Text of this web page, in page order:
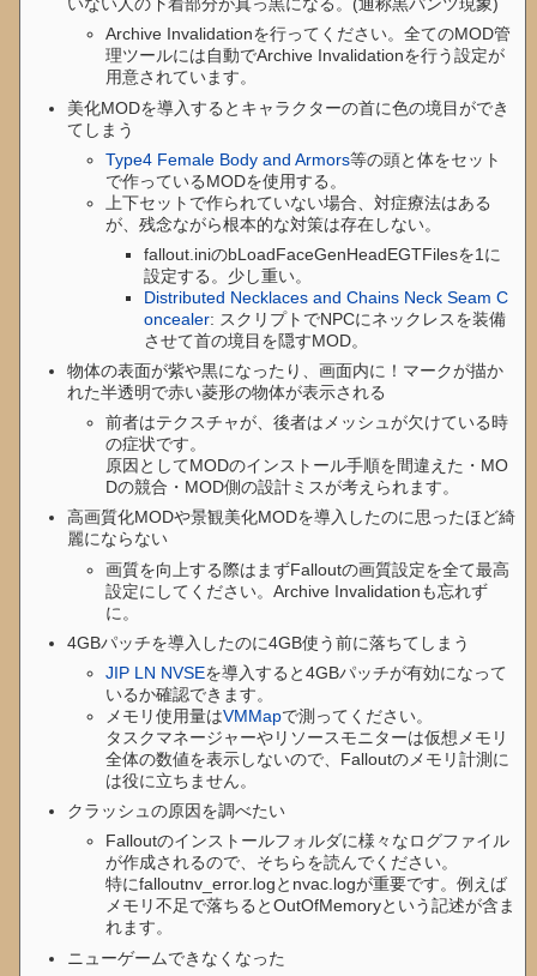
Archive Invalidationを行ってください。全てのMOD管
理ツールには自動でArchive Invalidationを行う設定が
用意されています。
美化MODを導入するとキャラクターの首に色の境目ができ
てしまう
Type4 Female Body and Armors等の頭と体をセット
で作っているMODを使用する。
上下セットで作られていない場合、対症療法はある
が、残念ながら根本的な対策は存在しない。
fallout.iniのbLoadFaceGenHeadEGTFilesを1に
設定する。少し重い。
Distributed Necklaces and Chains Neck Seam C
oncealer: スクリプトでNPCにネックレスを装備
させて首の境目を隠すMOD。
物体の表面が紫や黒になったり、画面内に！マークが描か
れた半透明で赤い菱形の物体が表示される
前者はテクスチャが、後者はメッシュが欠けている時
の症状です。
原因としてMODのインストール手順を間違えた・MO
Dの競合・MOD側の設計ミスが考えられます。
高画質化MODや景観美化MODを導入したのに思ったほど綺
麗にならない
画質を向上する際はまずFalloutの画質設定を全て最高
設定にしてください。Archive Invalidationも忘れず
に。
4GBパッチを導入したのに4GB使う前に落ちてしまう
JIP LN NVSEを導入すると4GBパッチが有効になって
いるか確認できます。
メモリ使用量はVMMapで測ってください。
タスクマネージャーやリソースモニターは仮想メモリ
全体の数値を表示しないので、Falloutのメモリ計測に
は役に立ちません。
クラッシュの原因を調べたい
Falloutのインストールフォルダに様々なログファイル
が作成されるので、そちらを読んでください。
特にfalloutnv_error.logとnvac.logが重要です。例えば
メモリ不足で落ちるとOutOfMemoryという記述が含ま
れます。
ニューゲームできなくなった